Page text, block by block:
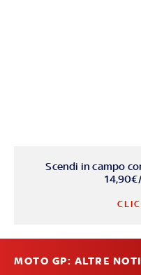
Scendi in campo
MOTO GP: ALTRE